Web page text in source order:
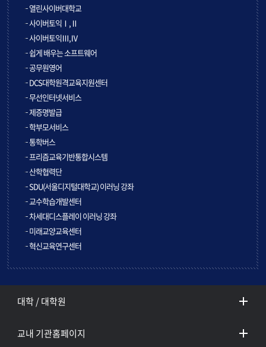
열린사이버대학교
사이버토익Ⅰ,Ⅱ
사이버토익Ⅲ,Ⅳ
쉽게 배우는 소프트웨어
공무원영어
DCS대학원격교육지원센터
무선인터넷서비스
제증명발급
학부모서비스
통학버스
프리즘교육기반통합시스템
산학협력단
SDU(서울디지털대학교) 이러닝 강좌
교수학습개발센터
차세대디스플레이 이러닝 강좌
미래교양교육센터
혁신교육연구센터
대학 / 대학원
교내 기관홈페이지